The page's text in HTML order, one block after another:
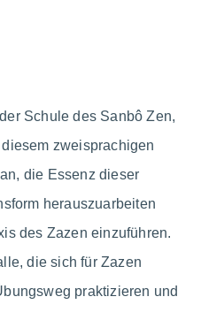
Schule des Sanbô Zen,
zweisprachigen
die Essenz dieser
herauszuarbeiten
des Zazen einzuführen.
die sich für Zazen
praktizieren und